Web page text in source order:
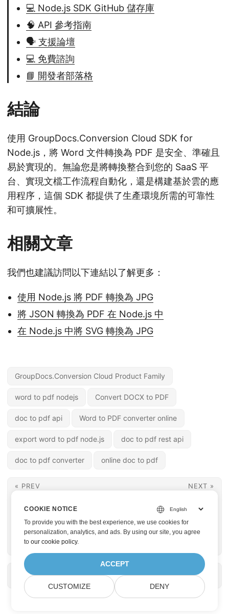
💻 Node.js SDK GitHub 儲存庫
🧠 API 參考指南
🗣️ 支援論壇
💻 免費諮詢
📘 開發者部落格
結論
使用 GroupDocs.Conversion Cloud SDK for
Node.js，將 Word 文件轉換為 PDF 是安全、準確且
易於實現的。無論您是將轉換整合到您的 SaaS 平
台、實現文檔工作流程自動化，還是構建基於雲的應
用程序，這個 SDK 都提供了生產環境所需的可靠性
和可擴展性。
相關文章
我們也建議訪問以下連結以了解更多：
使用 Node.js 將 PDF 轉換為 JPG
將 JSON 轉換為 PDF 在 Node.js 中
在 Node.js 中將 SVG 轉換為 JPG
GroupDocs.Conversion Cloud Product Family
word to pdf nodejs Convert DOCX to PDF
doc to pdf api Word to PDF converter online
export word to pdf node.js doc to pdf rest api
doc to pdf converter online doc to pdf
« PREV
REST API 在線將 PDF
轉換為 DOCX
NEXT »
在 Node.js 中 | 使用
REST API 在線轉換
COOKIE NOTICE
To provide you with the best experience, we use cookies for
personalization, analytics, and ads. By using our site, you agree
toour cookie policy.
ACCEPT
CUSTOMIZE DENY